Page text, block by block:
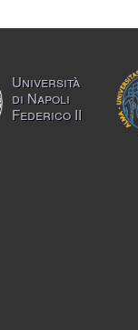
Università
di Napoli
Federico II